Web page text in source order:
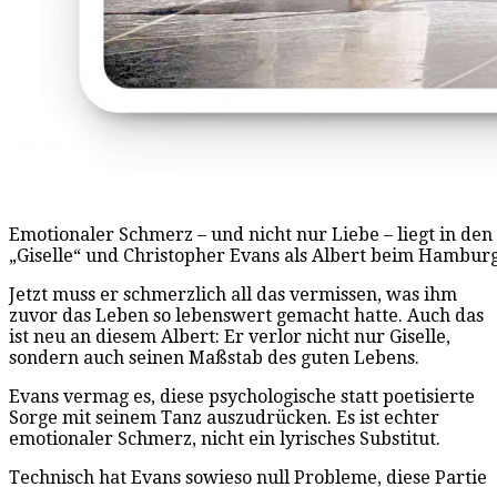
Emotionaler Schmerz – und nicht nur Liebe – liegt in
„Giselle“ und Christopher Evans als Albert beim
Jetzt muss er schmerzlich all das vermissen, was ihm
zuvor das Leben so lebenswert gemacht hatte. Auch das
ist neu an diesem Albert: Er verlor nicht nur Giselle,
sondern auch seinen Maßstab des guten Lebens.
Evans vermag es, diese psychologische statt poetisierte
Sorge mit seinem Tanz auszudrücken. Es ist echter
emotionaler Schmerz, nicht ein lyrisches Substitut.
Technisch hat Evans sowieso null Probleme, diese Partie